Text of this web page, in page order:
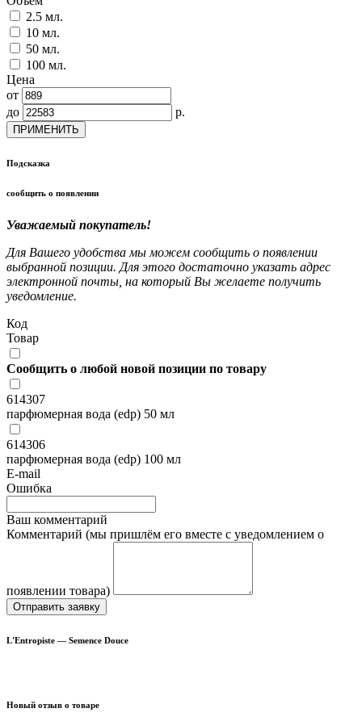
2.5 мл.
10 мл.
50 мл.
100 мл.
Цена
от
до
р.
ПРИМЕНИТЬ
Подсказка
сообщить о появлении
Уважаемый покупатель!
Для Вашего удобства мы можем сообщить о появлении
выбранной позиции. Для этого достаточно указать адрес
электронной почты, на который Вы желаете получить
уведомление.
Код
Товар
Сообщить о любой новой позиции по товару
614307
парфюмерная вода (edp) 50 мл
614306
парфюмерная вода (edp) 100 мл
E-mail
Ошибка
Ваш комментарий
Комментарий (мы пришлём его вместе с уведомлением о
появлении товара)
Отправить заявку
L'Entropiste — Semence Douce
Новый отзыв о товаре